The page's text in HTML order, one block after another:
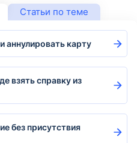
Статьи по теме
аннулировать карту
взять справку из
без присутствия